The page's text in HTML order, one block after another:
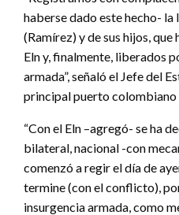
haberse dado este hecho-
(Ramírez) y de sus hijos,
Eln y, finalmente, liberados
armada”, señaló el Jefe del
principal puerto
“Con el Eln –agregó- se ha
bilateral, nacional -con
comenzó a regir el día de
termine (con el conflicto),
insurgencia armada, como